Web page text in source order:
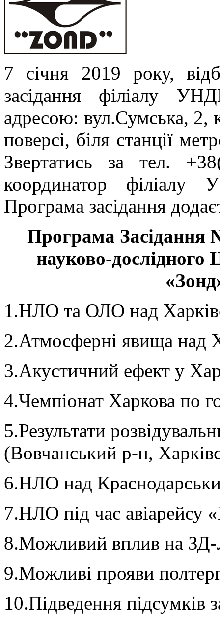
7 січня 2019 року,
засідання філіалу
адресою: вул.Сумська, 2,
поверсі, біля станції
Звертатись за тел.
координатор
Програма засідання
Програма Засідання
науково-дослідного
1.НЛО та ОЛО над
2.Атмосферні явища над
3.Акустичний ефект у
4.Чемпіонат Харкова по
5.Результати
(Вовчанський р-н,
6.НЛО над
7.НЛО під час авіарейсу
8.Можливий вплив на
9.Можливі прояви
10.Підведення підсумків